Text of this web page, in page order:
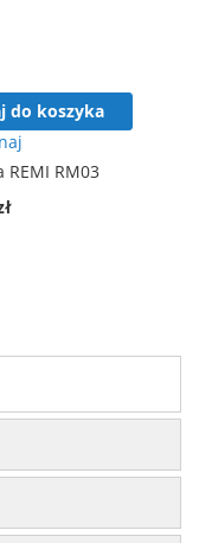
do koszyka
REMI RM03